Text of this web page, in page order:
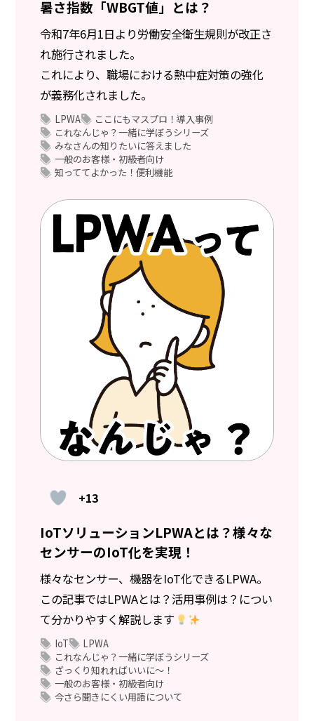
暑さ指数「WBGT値」とは？
令和7年6月1日より労働安全衛生規則が改正さ
れ施行されました。
これにより、職場における熱中症対策の強化
が義務化されました。
LPWA
ここにもマスプロ！導入事例
これなんじゃ？一緒に学ぼうシリーズ
みなさんの知りたいに答えました
一般のお客様・初級者向け
知っててよかった！便利機能
+13
IoTソリューションLPWAとは？様々な
センサーのIoT化を実現！
様々なセンサー、機器をIoT化できるLPWA。
この記事ではLPWAとは？活用事例は？につい
て分かりやすく解説します
IoT
LPWA
これなんじゃ？一緒に学ぼうシリーズ
ざっくり知れればいいに～！
一般のお客様・初級者向け
今さら聞きにくい用語について